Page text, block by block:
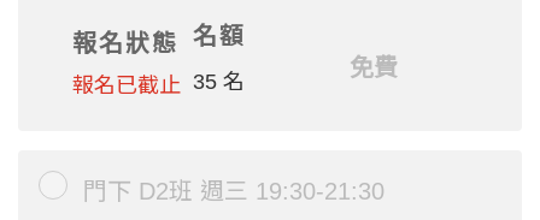
報名狀態
報名已截止
名額
35 名
免費
門下 D2班 週三 19:30-21:30